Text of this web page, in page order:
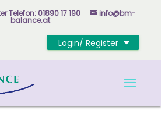
Telefon: 01890 17 190 info@bm-
balance.at
Login/ Register